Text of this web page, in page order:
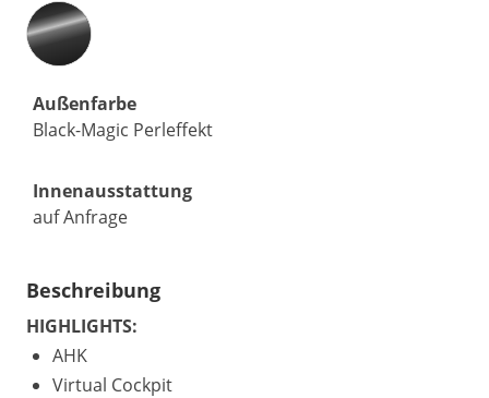
Außenfarbe
Black-Magic Perleffekt
Innenausstattung
auf Anfrage
Beschreibung
HIGHLIGHTS:
AHK
Virtual Cockpit